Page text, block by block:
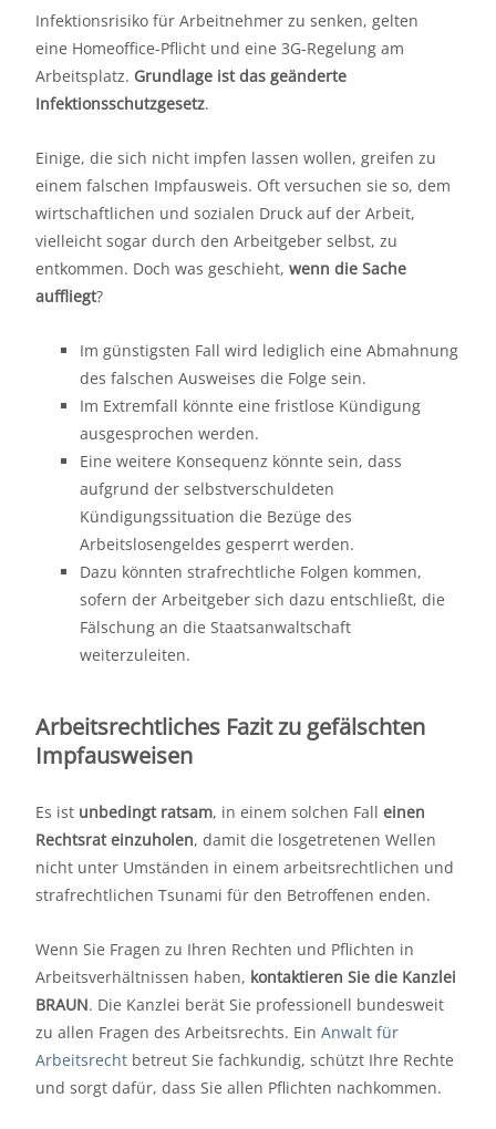
Infektionsrisiko für Arbeitnehmer zu senken, gelten
eine Homeoffice-Pflicht und eine 3G-Regelung am
Arbeitsplatz. Grundlage ist das geänderte
Infektionsschutzgesetz.
Einige, die sich nicht impfen lassen wollen, greifen zu
einem falschen Impfausweis. Oft versuchen sie so, dem
wirtschaftlichen und sozialen Druck auf der Arbeit,
vielleicht sogar durch den Arbeitgeber selbst, zu
entkommen. Doch was geschieht, wenn die Sache
auffliegt?
Im günstigsten Fall wird lediglich eine Abmahnung
des falschen Ausweises die Folge sein.
Im Extremfall könnte eine fristlose Kündigung
ausgesprochen werden.
Eine weitere Konsequenz könnte sein, dass
aufgrund der selbstverschuldeten
Kündigungssituation die Bezüge des
Arbeitslosengeldes gesperrt werden.
Dazu könnten strafrechtliche Folgen kommen,
sofern der Arbeitgeber sich dazu entschließt, die
Fälschung an die Staatsanwaltschaft
weiterzuleiten.
Arbeitsrechtliches Fazit zu gefälschten
Impfausweisen
Es ist unbedingt ratsam, in einem solchen Fall einen
Rechtsrat einzuholen, damit die losgetretenen Wellen
nicht unter Umständen in einem arbeitsrechtlichen und
strafrechtlichen Tsunami für den Betroffenen enden.
Wenn Sie Fragen zu Ihren Rechten und Pflichten in
Arbeitsverhältnissen haben, kontaktieren Sie die Kanzlei
BRAUN. Die Kanzlei berät Sie professionell bundesweit
zu allen Fragen des Arbeitsrechts. Ein Anwalt für
Arbeitsrecht betreut Sie fachkundig, schützt Ihre Rechte
und sorgt dafür, dass Sie allen Pflichten nachkommen.